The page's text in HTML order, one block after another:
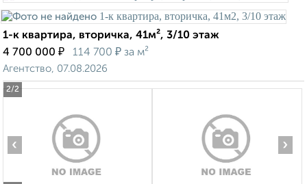
2/2
1-к квартира, вторичка, 41м², 3/10 этаж
4 700 000 ₽ 114 700 ₽ за м²
Агентство, 07.08.2026
‹ ›